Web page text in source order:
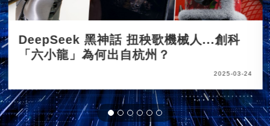
DeepSeek 黑神話 扭秧歌機械人...創科
「六小龍」為何出自杭州？
2025-03-24